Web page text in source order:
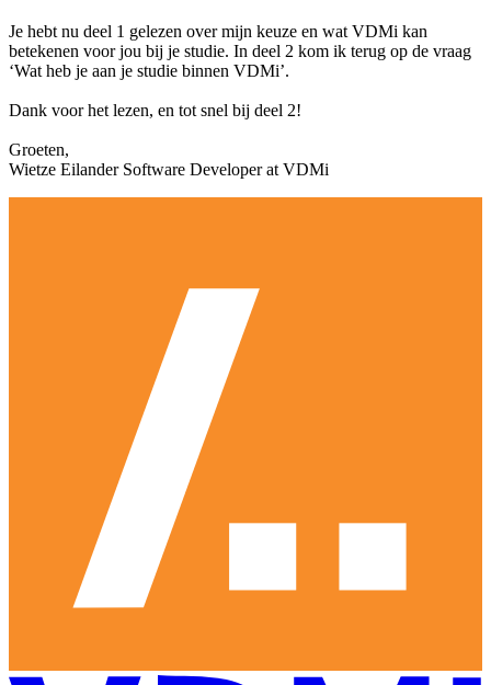
Je hebt nu deel 1 gelezen over mijn keuze en wat VDMi kan
betekenen voor jou bij je studie. In deel 2 kom ik terug op de vraag
‘Wat heb je aan je studie binnen VDMi’.
Dank voor het lezen, en tot snel bij deel 2!
Groeten,
Wietze Eilander Software Developer at VDMi